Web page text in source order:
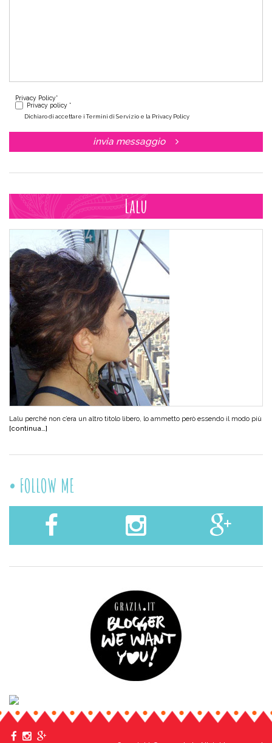
Privacy Policy*
Privacy policy *
Dichiaro di accettare i Termini di Servizio e la Privacy Policy
invia messaggio
Lalu
Lalu perché non c’era un altro titolo libero, lo ammetto però essendo il modo più
[continua…]
FOLLOW ME